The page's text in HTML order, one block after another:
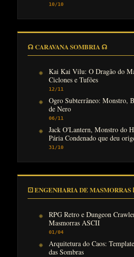
10/10
☊ CARAVANA SOMBRIA ☊
Kai Kai Vilu: O Dragão do
Ciclones e Tufões
12/11
Ogro Subterrâneo: Monstro,
de Nero
06/11
Jack O'Lantern, Monstro do
Pária Condenado que deu
31/10
⚀ ENGENHARIA DE MASMORRAS
RPG Retro e Dungeon
Masmorras ASCII
01/04
Arquitetura do Caos:
das Sombras